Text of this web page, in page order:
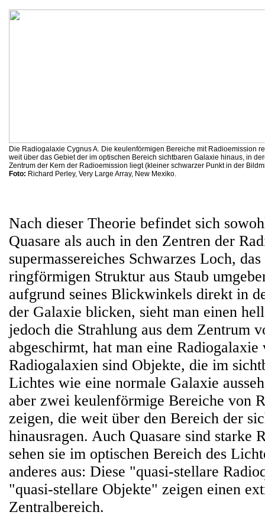
Die Radiogalaxie Cygnus A. Die keulenförmigen Bereiche mit Radioemission
weit über das Gebiet der im optischen Bereich sichtbaren Galaxie hinaus, in
Zentrum der Kern der Radioemission liegt (kleiner schwarzer Punkt in der
Foto: Richard Perley, Very Large Array, New Mexiko.
Nach dieser Theorie befindet sich
Quasare als auch in den Zentren der
supermassereiches Schwarzes Loch,
ringförmigen Struktur aus Staub
aufgrund seines Blickwinkels direkt in
der Galaxie blicken, sieht man einen
jedoch die Strahlung aus dem Zentrum
abgeschirmt, hat man eine Radiogalaxie
Radiogalaxien sind Objekte, die im
Lichtes wie eine normale Galaxie
aber zwei keulenförmige Bereiche von
zeigen, die weit über den Bereich der
hinausragen. Auch Quasare sind starke
sehen sie im optischen Bereich des
anderes aus: Diese "quasi-stellare
"quasi-stellare Objekte" zeigen einen
Zentralbereich.